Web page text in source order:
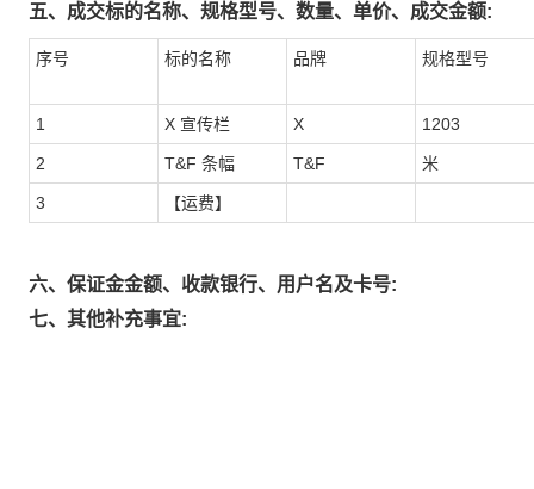
五、成交标的名称、规格型号、数量、单价、成交金额:
序号 标的名称 品牌 规格型号
1 X 宣传栏 X 1203
2 T&F 条幅 T&F 米
3 【运费】
六、保证金金额、收款银行、用户名及卡号:
七、其他补充事宜: